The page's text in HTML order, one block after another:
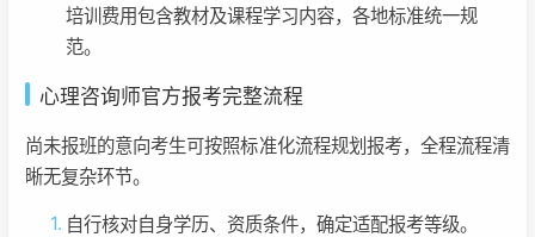
培训费用包含教材及课程学习内容，各地标准统一规
范。
心理咨询师官方报考完整流程
尚未报班的意向考生可按照标准化流程规划报考，全程流程清
晰无复杂环节。
自行核对自身学历、资质条件，确定适配报考等级。